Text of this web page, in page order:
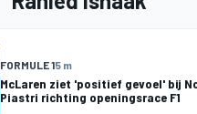
FORMULE 15 m
McLaren ziet 'positief gevoel' bij
Piastri richting openingsrace F1